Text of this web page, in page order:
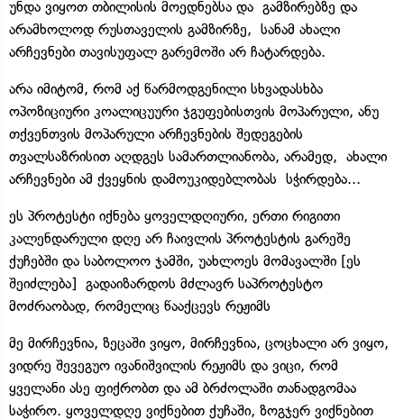
უნდა ვიყოთ თბილისის მოედნებსა და გამზირებზე და
არამხოლოდ რუსთაველის გამზირზე, სანამ ახალი
არჩევნები თავისუფალ გარემოში არ ჩატარდება.
არა იმიტომ, რომ აქ წარმოდგენილი სხვადასხბა
ოპოზიციური კოალიცუური ჯგუფებისთვის მოპარული, ანუ
თქვენთვის მოპარული არჩევნების შედეგების
თვალსაზრისით აღდგეს სამართლიანობა, არამედ, ახალი
არჩევნები ამ ქვეყნის დამოუკიდებლობას სჭირდება...
ეს პროტესტი იქნება ყოველდღიური, ერთი რიგითი
კალენდარული დღე არ ჩაივლის პროტესტის გარეშე
ქუჩებში და საბოლოო ჯამში, უახლოეს მომავალში [ეს
შეიძლება] გადაიზარდოს მძლავრ საპროტესტო
მოძრაობად, რომელიც წააქცევს რეჟიმს
მე მირჩევნია, ზეცაში ვიყო, მირჩევნია, ცოცხალი არ ვიყო,
ვიდრე შევეგუო ივანიშვილის რეჟიმს და ვიცი, რომ
ყველანი ასე ფიქრობთ და ამ ბრძოლაში თანადგომაა
საჭირო. ყოველდღე ვიქნებით ქუჩაში, ზოგჯერ ვიქნებით